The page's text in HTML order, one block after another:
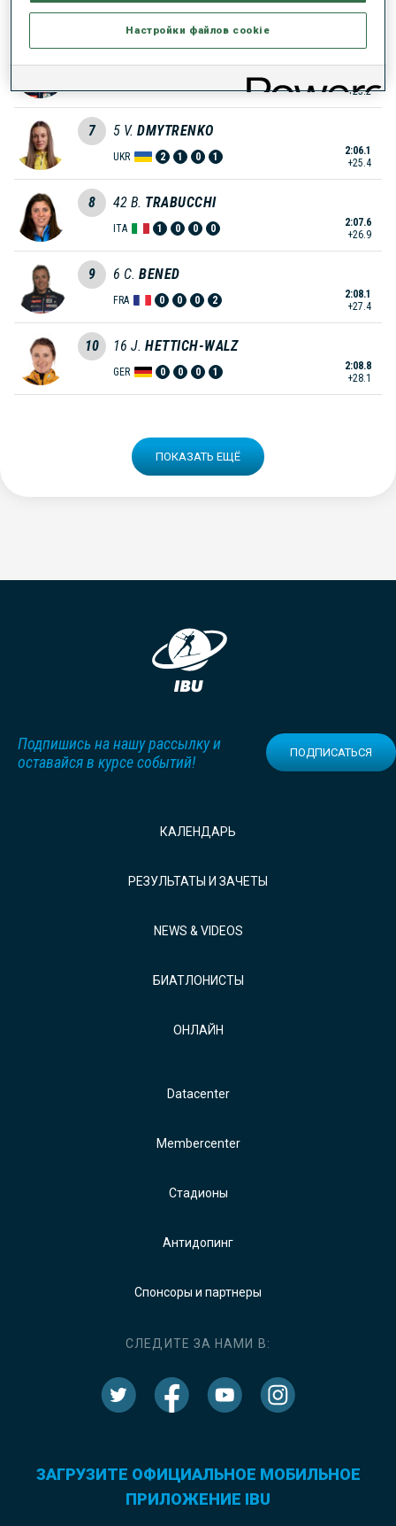
AUT 0 0 0 1
+23.2
7 5 V. DMYTRENKO
UKR 2 1 0 1
2:06.1
+25.4
8 42 B. TRABUCCHI
ITA 1 0 0 0
2:07.6
+26.9
9 6 C. BENED
FRA 0 0 0 2
2:08.1
+27.4
10 16 J. HETTICH-WALZ
GER 0 0 0 1
2:08.8
+28.1
ПОКАЗАТЬ ЕЩЁ
Подпишись на нашу рассылку и
оставайся в курсе событий!
ПОДПИСАТЬСЯ
КАЛЕНДАРЬ
РЕЗУЛЬТАТЫ И ЗАЧЕТЫ
NEWS & VIDEOS
БИАТЛОНИСТЫ
ОНЛАЙН
Datacenter
Membercenter
Стадионы
Антидопинг
Спонсоры и партнеры
СЛЕДИТЕ ЗА НАМИ В:
ЗАГРУЗИТЕ ОФИЦИАЛЬНОЕ МОБИЛЬНОЕ
ПРИЛОЖЕНИЕ IBU
Настройки файлов cookie